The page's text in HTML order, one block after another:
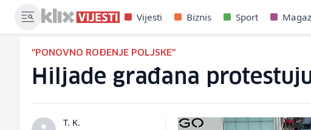
Vijesti Biznis Sport
"PONOVNO ROĐENJE POLJSKE"
Hiljade građana
T. K.